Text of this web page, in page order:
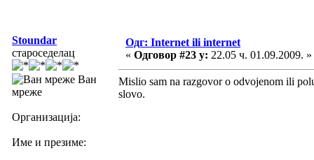
Stoundar
староседелац
Ван
мреже
Организација:
Име и презиме:
Одг: Internet ili internet
« Одговор #23 у: 22.05 ч. 01.09.2009. »
Mislio sam na razgovor o odvojenom ili
slovo.